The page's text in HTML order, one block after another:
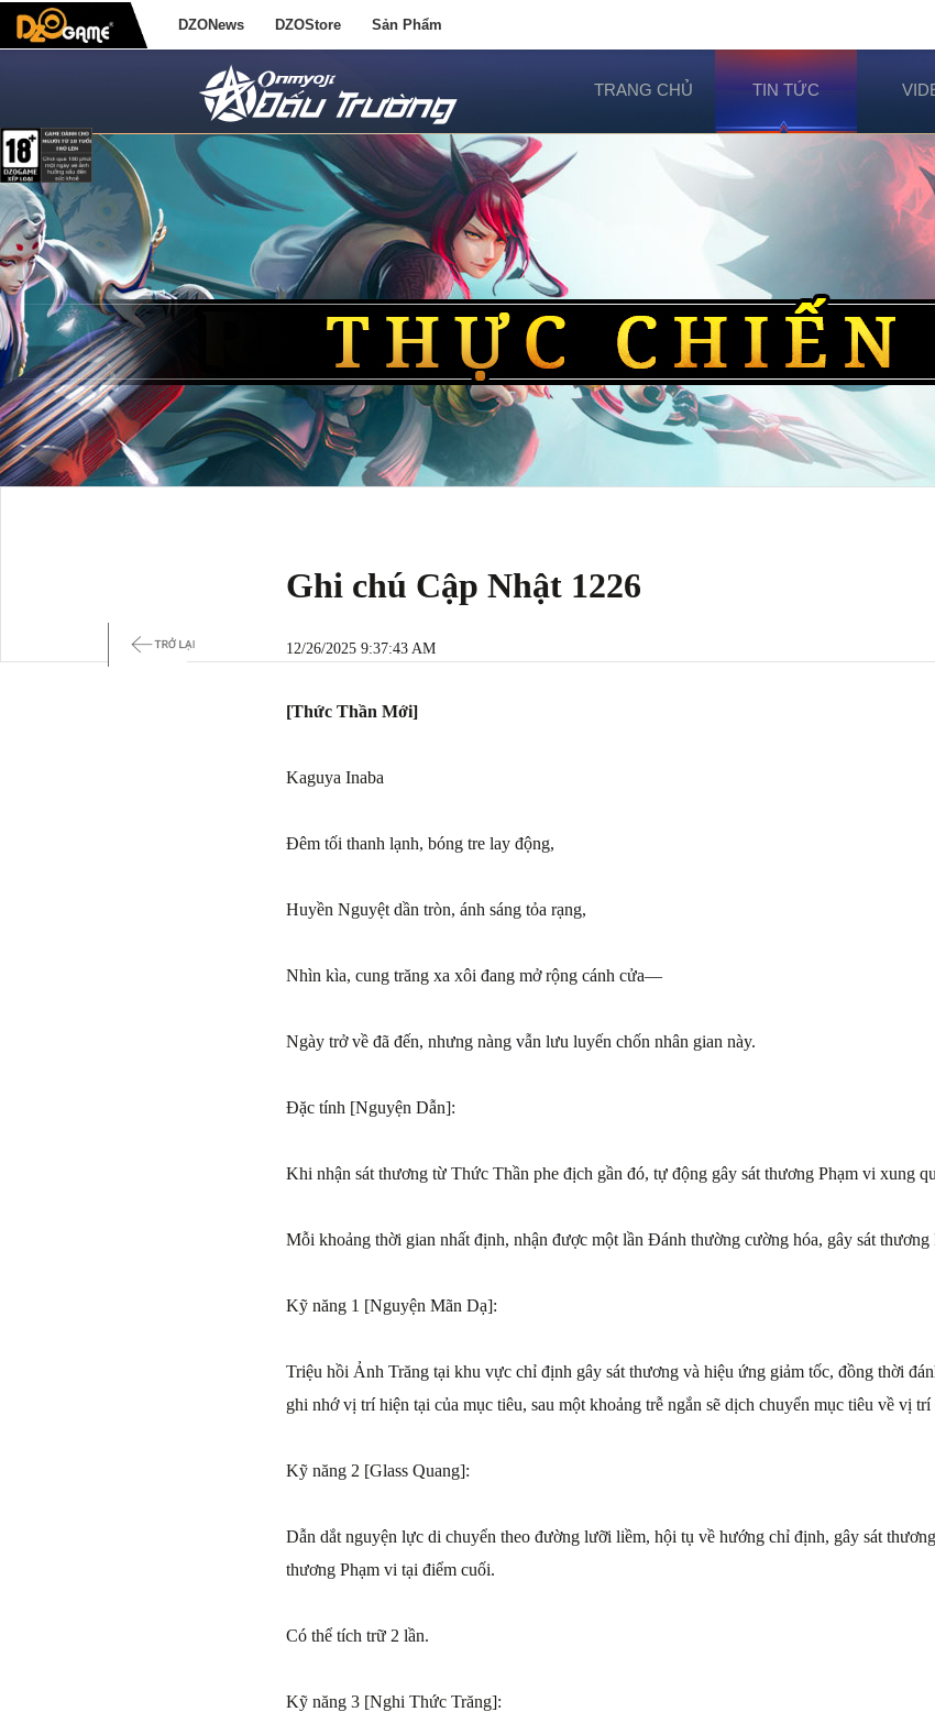
DZONews DZOStore Sản Phẩm
TRANG CHỦ TIN TỨC
Ghi chú Cập Nhật 1226
12/26/2025 9:37:43 AM
[Thức Thần Mới]
Kaguya Inaba
Đêm tối thanh lạnh, bóng tre lay động,
Huyền Nguyệt dần tròn, ánh sáng tỏa rạng,
Nhìn kìa, cung trăng xa xôi đang mở rộng cánh cửa—
Ngày trở về đã đến, nhưng nàng vẫn lưu luyến chốn nhân gian này.
Đặc tính [Nguyện Dẫn]:
Khi nhận sát thương từ Thức Thần phe địch gần đó, tự động gây sát thương Phạm vi xung
Mỗi khoảng thời gian nhất định, nhận được một lần Đánh thường cường hóa, gây sát thương
Kỹ năng 1 [Nguyện Mãn Dạ]:
Triệu hồi Ảnh Trăng tại khu vực chỉ định gây sát thương và hiệu ứng giảm tốc, đồng thời
ghi nhớ vị trí hiện tại của mục tiêu, sau một khoảng trễ ngắn sẽ dịch chuyển mục tiêu về vị trí
Kỹ năng 2 [Glass Quang]:
Dẫn dắt nguyện lực di chuyển theo đường lưỡi liềm, hội tụ về hướng chỉ định, gây sát
thương Phạm vi tại điểm cuối.
Có thể tích trữ 2 lần.
Kỹ năng 3 [Nghi Thức Trăng]: